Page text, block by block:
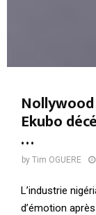
Ekubo
…
by Tim OGUERE
L’industrie
d’émotion